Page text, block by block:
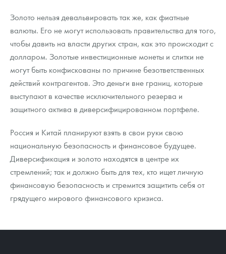
Золото нельзя девальвировать так же, как фиатные
валюты. Его не могут использовать правительства для того,
чтобы давить на власти других стран, как это происходит с
долларом. Золотые инвестиционные монеты и слитки не
могут быть конфискованы по причине безответственных
действий контрагентов. Это деньги вне границ, которые
выступают в качестве исключительного резерва и
защитного актива в диверсифицированном портфеле.
Россия и Китай планируют взять в свои руки свою
национальную безопасность и финансовое будущее.
Диверсификация и золото находятся в центре их
стремлений; так и должно быть для тех, кто ищет личную
финансовую безопасность и стремится защитить себя от
грядущего мирового финансового кризиса.